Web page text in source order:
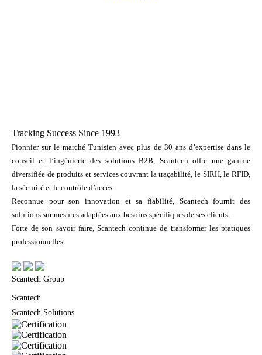
Tracking Success Since 1993
Pionnier sur le marché Tunisien avec plus de 30 ans d’expertise dans le
conseil et l’ingénierie des solutions B2B, Scantech offre une gamme
diversifiée de produits et services couvrant la traçabilité, le SIRH, le RFID,
la sécurité et le contrôle d’accès.
Reconnue pour son innovation et sa fiabilité, Scantech fournit des
solutions sur mesures adaptées aux besoins spécifiques de ses clients.
Forte de son savoir faire, Scantech continue de transformer les pratiques
professionnelles.
Scantech Group
Scantech
Scantech Solutions